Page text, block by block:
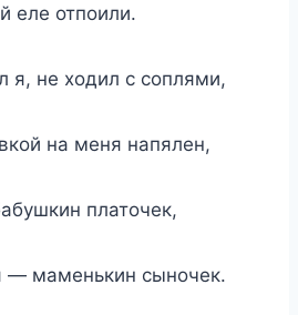
еле отпоили.
я, не ходил с соплями,
на меня напялен,
платочек,
— маменькин сыночек.